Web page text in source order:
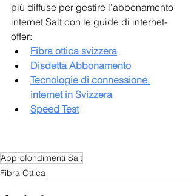
più diffuse per gestire l’abbonamento
internet Salt con le guide di internet-
offer:
Fibra ottica svizzera
Disdetta Abbonamento
Tecnologie di connessione
internet in Svizzera
Speed Test
Approfondimenti Salt
Fibra Ottica